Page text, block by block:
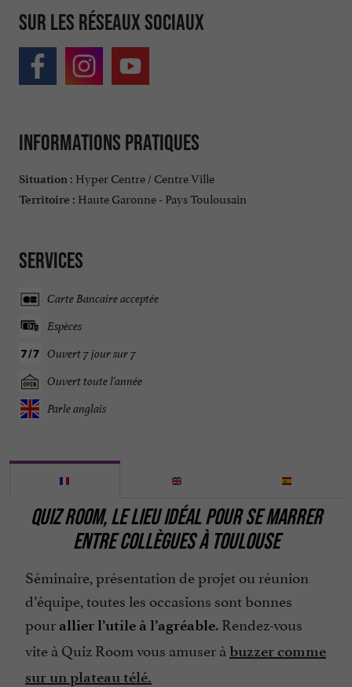
Sur les réseaux sociaux
Informations pratiques
Situation : Hyper Centre / Centre Ville
Territoire : Haute Garonne - Pays Toulousain
Services
Carte Bancaire acceptée
Espèces
Ouvert 7 jour sur 7
Ouvert toute l'année
Parle anglais
QUIZ ROOM, LE LIEU IDÉAL POUR SE MARRER
ENTRE COLLÈGUES À TOULOUSE
Séminaire, présentation de projet ou réunion
d’équipe, toutes les occasions sont bonnes
pour allier l’utile à l’agréable. Rendez-vous
vite à Quiz Room vous amuser à buzzer comme
sur un plateau télé.